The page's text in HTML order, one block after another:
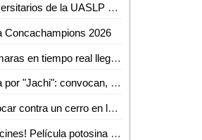
Participan más de 3 mil universitarios de la UASLP en el Primer Simulacro Nacional 2026
Concachampions 2026
Reconocimiento facial y cámaras en tiempo real llegan a estudiantes del Cobach 06
Pasa desapercibida protesta por "Jachi": convocan, pero casi nadie acude a exigir justicia
Sufre lesiones graves al chocar contra un cerro en la carretera libre Ciudad Valles-Rioverde
¡El Ritual del Nahual llega a cines! Película potosina en Cinemex y Cinépolis desde el 7 de mayo